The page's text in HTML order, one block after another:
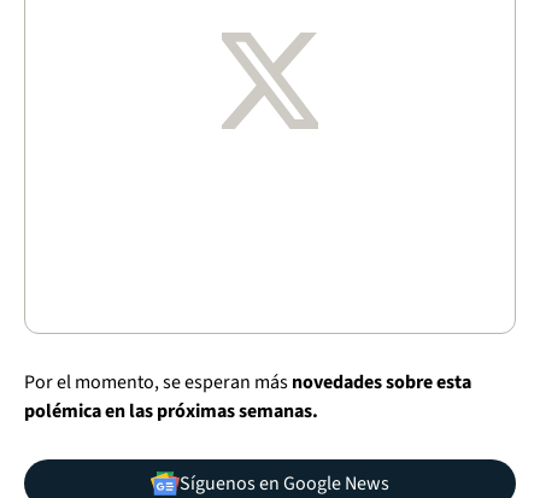
Por el momento, se esperan másnovedades sobre esta
polémica en las próximas semanas.
Síguenos en Google News